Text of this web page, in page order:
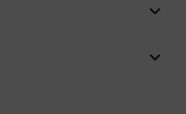

